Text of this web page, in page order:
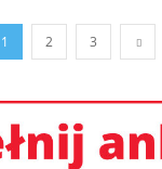
1 2 3